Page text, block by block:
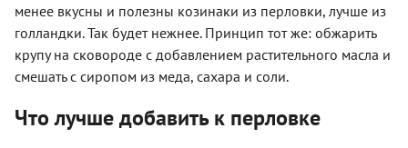
менее вкусны и полезны козинаки из перловки, лучше из
голландки. Так будет нежнее. Принцип тот же: обжарить
крупу на сковороде с добавлением растительного масла и
смешать с сиропом из меда, сахара и соли.
Что лучше добавить к перловке